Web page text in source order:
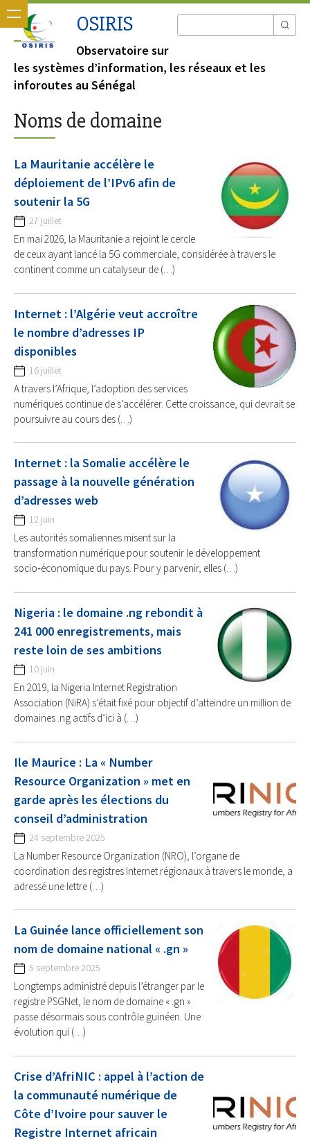
OSIRIS
Observatoire sur
les systèmes d’information, les réseaux et les
inforoutes au Sénégal
Noms de domaine
La Mauritanie accélère le
déploiement de l’IPv6 afin de
soutenir la 5G
27 juillet
En mai 2026, la Mauritanie a rejoint le cercle
de ceux ayant lancé la 5G commerciale, considérée à travers le
continent comme un catalyseur de (…)
Internet : l’Algérie veut accroître
le nombre d’adresses IP
disponibles
16 juillet
A travers l’Afrique, l’adoption des services
numériques continue de s’accélérer. Cette croissance, qui devrait se
poursuivre au cours des (…)
Internet : la Somalie accélère le
passage à la nouvelle génération
d’adresses web
12 juin
Les autorités somaliennes misent sur la
transformation numérique pour soutenir le développement
socio‑économique du pays. Pour y parvenir, elles (…)
Nigeria : le domaine .ng rebondit à
241 000 enregistrements, mais
reste loin de ses ambitions
10 juin
En 2019, la Nigeria Internet Registration
Association (NiRA) s’était fixé pour objectif d’atteindre un million de
domaines .ng actifs d’ici à (…)
Ile Maurice : La « Number
Resource Organization » met en
garde après les élections du
conseil d’administration
24 septembre 2025
La Number Resource Organization (NRO), l’organe de
coordination des registres Internet régionaux à travers le monde, a
adressé une lettre (…)
La Guinée lance officiellement son
nom de domaine national « .gn »
5 septembre 2025
Longtemps administré depuis l’étranger par le
registre PSGNet, le nom de domaine « .gn »
passe désormais sous contrôle guinéen. Une
évolution qui (…)
Crise d’AfriNIC : appel à l’action de
la communauté numérique de
Côte d’Ivoire pour sauver le
Registre Internet africain